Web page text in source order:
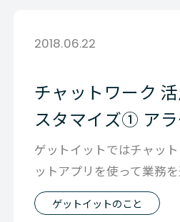
2018.06.22
チャットワーク
スタマイズ① ア
ゲットイットではチャッ
ットアプリを使って業務
社内のやり取りや、一部お
ゲットイットのこと